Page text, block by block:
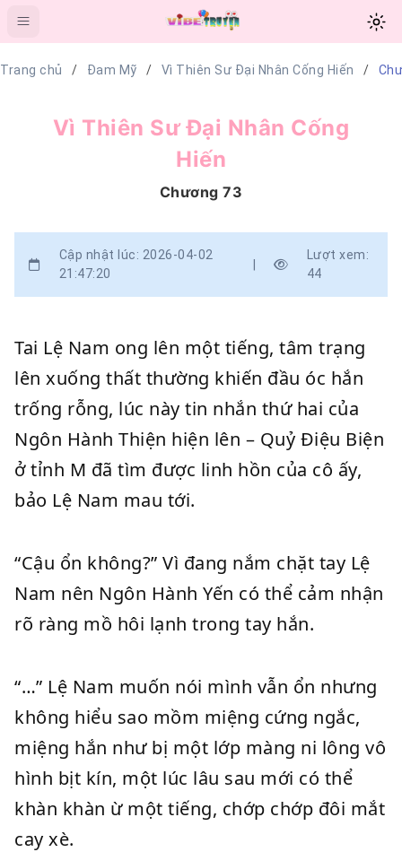
Trang chủ Đam Mỹ Vì Thiên Sư Đại Nhân Cống Hiến
Vì Thiên Sư Đại Nhân Cống
Hiến
Chương 73
Cập nhật lúc: 2026-04-02
21:47:20
|
Lượt xem:
44
Tai Lệ Nam ong lên một tiếng, tâm trạng
lên xuống thất thường khiến đầu óc hắn
trống rỗng, lúc này tin nhắn thứ hai của
Ngôn Hành Thiện hiện lên – Quỷ Điệu Biện
ở tỉnh M đã tìm được linh hồn của cô ấy,
bảo Lệ Nam mau tới.
“Cậu ổn không?” Vì đang nắm chặt tay Lệ
Nam nên Ngôn Hành Yến có thể cảm nhận
rõ ràng mồ hôi lạnh trong tay hắn.
“…” Lệ Nam muốn nói mình vẫn ổn nhưng
không hiểu sao mồm miệng cứng ngắc,
miệng hắn như bị một lớp màng ni lông vô
hình bịt kín, một lúc lâu sau mới có thể
khàn khàn ừ một tiếng, chớp chớp đôi mắt
cay xè.